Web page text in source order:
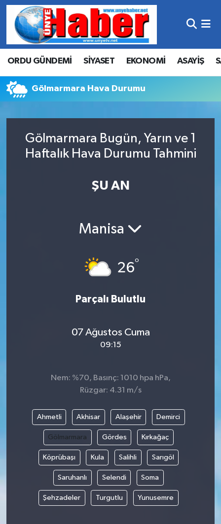
ORDU GÜNDEMİ SİYASET EKONOMİ ASAYİŞ
Gölmarmara Hava Durumu
Gölmarmara Bugün, Yarın ve 1
Haftalık Hava Durumu Tahmini
ŞU AN
Manisa
26°
Parçalı Bulutlu
07 Ağustos Cuma
09:15
Nem: %70, Basınç: 1010 hpa hPa,
Rüzgar: 4.31 m/s
Ahmetli Akhisar Alaşehir Demirci
Gölmarmara Gördes Kırkağaç
Köprübaşı Kula Salihli Sarıgöl
Saruhanlı Selendi Soma
Şehzadeler Turgutlu Yunusemre
Hava Durumu
Trafik Durumu
Süper Lig Puan Durumu ve Fikstür
Son Dakika Haberleri